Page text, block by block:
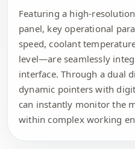
Featuring a high-
panel, key operational
speed, coolant
level—are seamlessly
interface. Through a dual
dynamic pointers with
can instantly monitor the
within complex working